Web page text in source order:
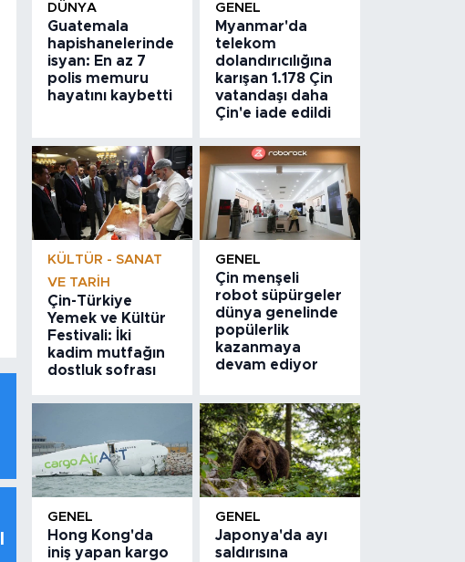
DÜNYA
Guatemala
hapishanelerinde
isyan: En az 7
polis memuru
hayatını kaybetti
GENEL
Myanmar'da
telekom
dolandırıcılığına
karışan 1.178 Çin
vatandaşı daha
Çin'e iade edildi
KÜLTÜR - SANAT
VE TARIH
Çin-Türkiye
Yemek ve Kültür
Festivali: İki
kadim mutfağın
dostluk sofrası
GENEL
Çin menşeli
robot süpürgeler
dünya genelinde
popülerlik
kazanmaya
devam ediyor
GENEL
Hong Kong'da
iniş yapan kargo
GENEL
Japonya'da ayı
saldırısına